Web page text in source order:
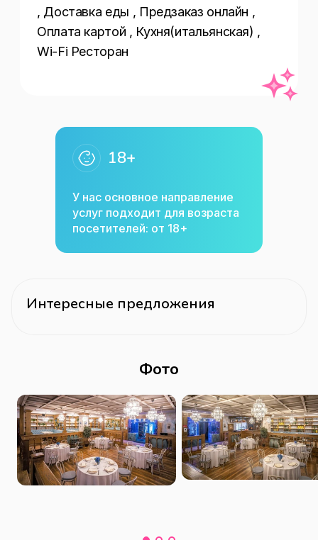
, Доставка еды , Предзаказ онлайн ,
Оплата картой , Кухня(итальянская) ,
Wi-Fi Ресторан
18+
У нас основное направление
услуг подходит для возраста
посетителей: от 18+
Интересные предложения
Фото